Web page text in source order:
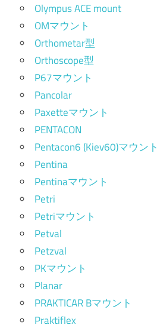
Olympus ACE mount
OMマウント
Orthometar型
Orthoscope型
P67マウント
Pancolar
Paxetteマウント
PENTACON
Pentacon6 (Kiev60)マウント
Pentina
Pentinaマウント
Petri
Petriマウント
Petval
Petzval
PKマウント
Planar
PRAKTICAR Bマウント
Praktiflex